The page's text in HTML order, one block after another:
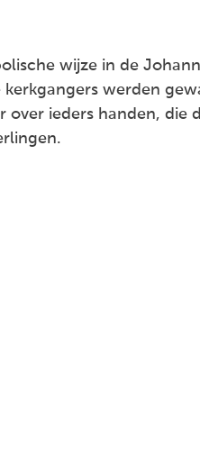
wijze in de
kerkgangers werden
ieders handen, die